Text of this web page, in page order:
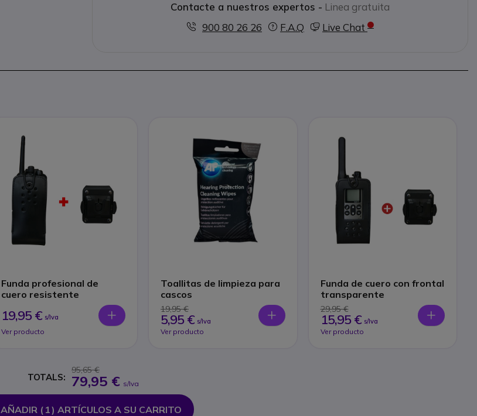
Contacte a nuestros expertos - Linea gratuita
900 80 26 26
F.A.Q Live Chat
Funda profesional de
cuero resistente
19,95 € s/Iva
Ver producto
Toallitas de limpieza para
cascos
19,95 €
5,95 € s/Iva
Ver producto
Funda de cuero con frontal
transparente
29,95 €
15,95 € s/Iva
Ver producto
TOTALS:
95,65 €
79,95 € s/Iva
AÑADIR ( 1) ARTÍCULOS A SU CARRITO